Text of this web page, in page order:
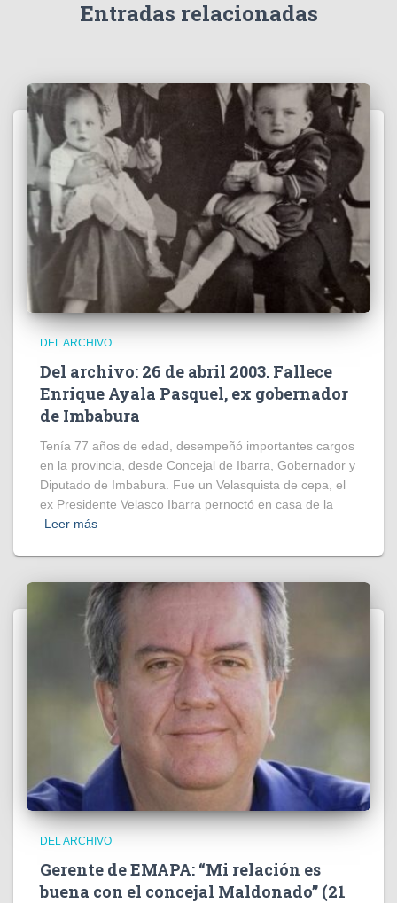
Entradas relacionadas
DEL ARCHIVO
Del archivo: 26 de abril 2003. Fallece
Enrique Ayala Pasquel, ex gobernador
de Imbabura
Tenía 77 años de edad, desempeñó importantes cargos
en la provincia, desde Concejal de Ibarra, Gobernador y
Diputado de Imbabura. Fue un Velasquista de cepa, el
ex Presidente Velasco Ibarra pernoctó en casa de la
Leer más
DEL ARCHIVO
Gerente de EMAPA: “Mi relación es
buena con el concejal Maldonado” (21